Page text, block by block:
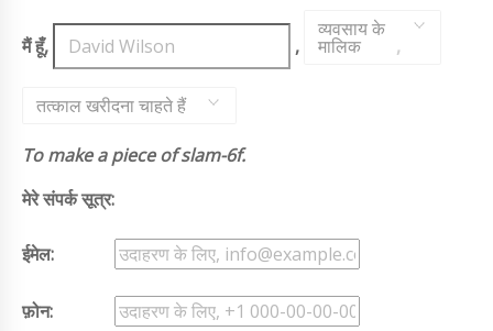
मैं हूँ, ,
व्यवसाय के
मालिक ,
तत्काल खरीदना चाहते हैं
To make a piece of slam-6f.
मेरे संपर्क सूत्र:
ईमेल:
फ़ोन: